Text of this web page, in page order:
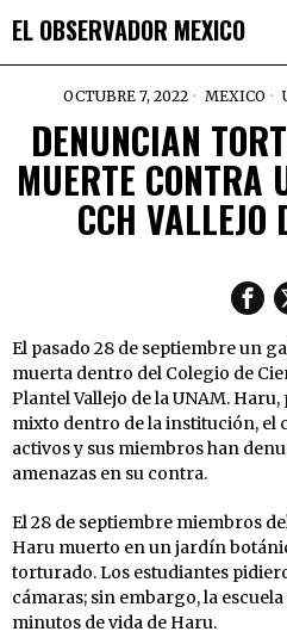
EL OBSERVADOR MEXICO
OCTUBRE 7, 2022 MEXICO
DENUNCIAN
MUERTE CONTRA
CCH
El pasado 28 de septiembre un
muerta dentro del Colegio de
Plantel Vallejo de la UNAM.
mixto dentro de la institución, el
activos y sus miembros han
amenazas en su contra.
El 28 de septiembre miembros
Haru muerto en un jardín
torturado. Los estudiantes
cámaras; sin embargo, la
minutos de vida de Haru.